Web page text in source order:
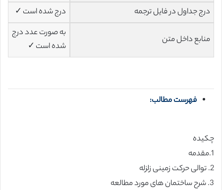
درج جداول در فایل ترجمه درج شده است ✓
منابع داخل متن
به صورت عدد درج
شده است ✓
فهرست مطالب:
چکیده
1.مقدمه
2. توالی حرکت زمینی زلزله
3. شرح ساختمان های مورد مطالعه